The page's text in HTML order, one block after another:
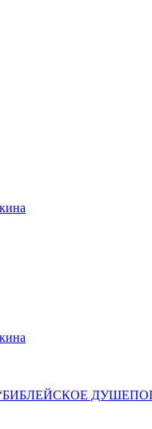
“БИБЛЕЙСКОЕ